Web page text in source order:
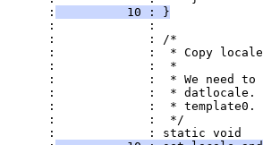
:
          10 : }
:             :
:             : /*
:             :  * Copy
:             :  *
:             :  * We need
:             :  *
:             :  * template0.
:             :  */
:             : static void